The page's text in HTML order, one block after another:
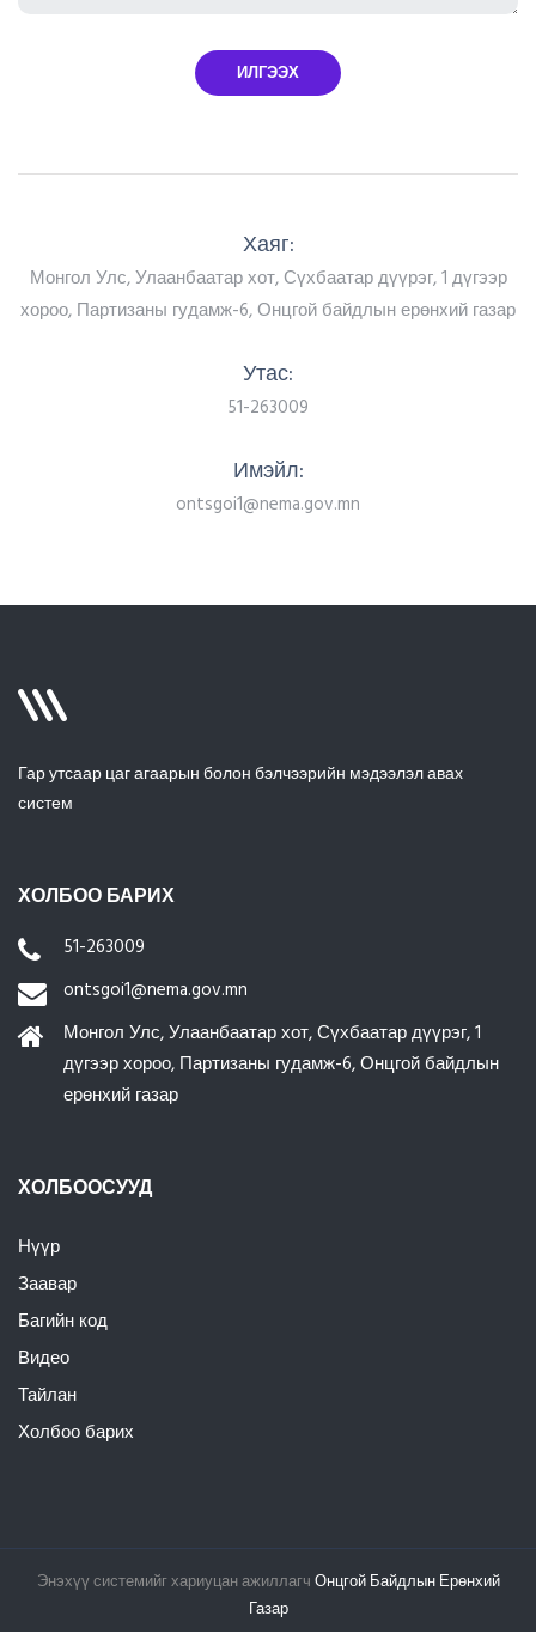
ИЛГЭЭХ
Хаяг:
Монгол Улс, Улаанбаатар хот, Сүхбаатар дүүрэг, 1 дүгээр
хороо, Партизаны гудамж-6, Онцгой байдлын ерөнхий газар
Утас:
51-263009
Имэйл:
ontsgoi1@nema.gov.mn
Гар утсаар цаг агаарын болон бэлчээрийн мэдээлэл авах
систем
ХОЛБОО БАРИХ
51-263009
ontsgoi1@nema.gov.mn
Монгол Улс, Улаанбаатар хот, Сүхбаатар дүүрэг, 1
дүгээр хороо, Партизаны гудамж-6, Онцгой байдлын
ерөнхий газар
ХОЛБООСУУД
Нүүр
Заавар
Багийн код
Видео
Тайлан
Холбоо барих
Энэхүү системийг хариуцан ажиллагч Онцгой Байдлын Ерөнхий
Газар